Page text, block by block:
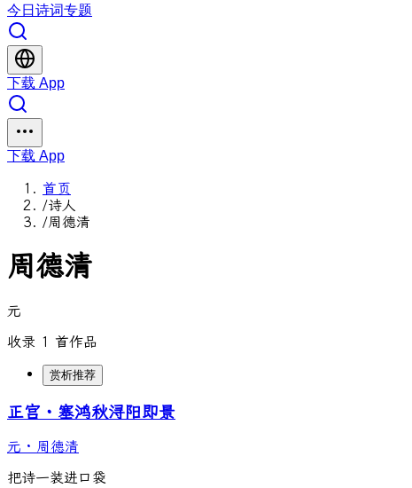
今日 诗词专题
下载 App
下载 App
首页
/诗人
/周德清
周德清
元
收录 1 首作品
赏析推荐
正宫・塞鸿秋浔阳即景
元 · 周德清
把诗一装进口袋